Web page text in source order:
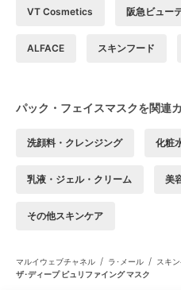
VT Cosmetics 阪急ビュー
ALFACE スキンフード
パック・フェイスマスクを関連
洗顔料・クレンジング 化粧
乳液・ジェル・クリーム 美
その他スキンケア
マルイウェブチャネル / ラ･メール / スキ
ザ･ディープ ピュリファイング マスク